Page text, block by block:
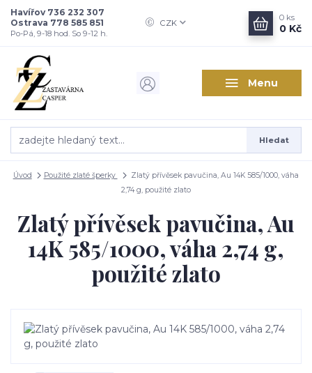
Menu
CZK
Hledat
Havířov 736 232 307
Ostrava 778 585 851
Po-Pá, 9-18 hod. So 9-12 h.
0 ks
0 Kč
Úvod Použité zlaté šperky
Zlatý přívěsek pavučina, Au 14K 585/1000, váha
2,74 g, použité zlato
Zlatý přívěsek pavučina, Au
14K 585/1000, váha 2,74 g,
použité zlato